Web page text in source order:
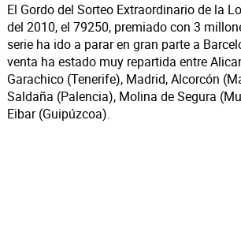
El Gordo del Sorteo Extraordinario de la
del 2010, el 79250, premiado con 3
serie ha ido a parar en gran parte a
venta ha estado muy repartida entre
Garachico (Tenerife), Madrid, Alcorcón
Saldaña (Palencia), Molina de Segura
Eibar (Guipúzcoa).